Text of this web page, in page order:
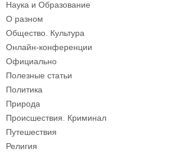
Наука и Образование
О разном
Общество. Культура
Онлайн-конференции
Официально
Полезные статьи
Политика
Природа
Происшествия. Криминал
Путешествия
Религия